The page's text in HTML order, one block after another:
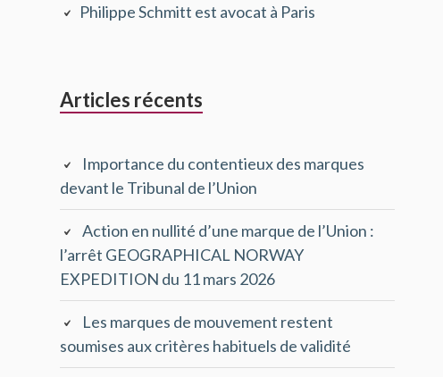
principale
Philippe Schmitt est avocat à Paris
Articles récents
Importance du contentieux des marques
devant le Tribunal de l’Union
Action en nullité d’une marque de l’Union :
l’arrêt GEOGRAPHICAL NORWAY
EXPEDITION du 11 mars 2026
Les marques de mouvement restent
soumises aux critères habituels de validité